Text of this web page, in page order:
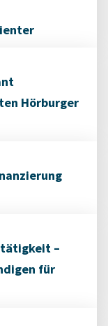
Hörburger
–
für